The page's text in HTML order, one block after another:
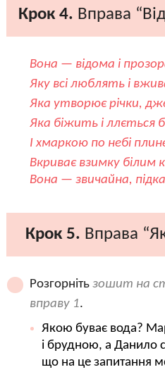
Крок 4. Вправа
Вона — відома і
Яку всі люблять і
Яка утворює річки,
Яка біжить і ллється
І хмаркою по небі
Вкриває взимку білим
Вона — звичайна,
Крок 5. Вправа
Розгорніть зошит на
вправу 1.
Якою буває вода?
і брудною, а Данило
що на це запитання